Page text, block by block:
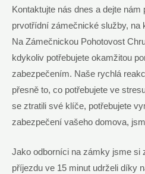
Kontaktujte nás dnes a dejte
prvotřídní zámečnické služby, na
Na Zámečnickou Pohotovost
kdykoliv potřebujete okamžitou
zabezpečením. Naše rychlá
přesně to, co potřebujete ve
se ztratili své klíče, potřebujete
zabezpečení vašeho domova,
Jako odborníci na zámky jsme si
příjezdu ve 15 minut udrželi díky